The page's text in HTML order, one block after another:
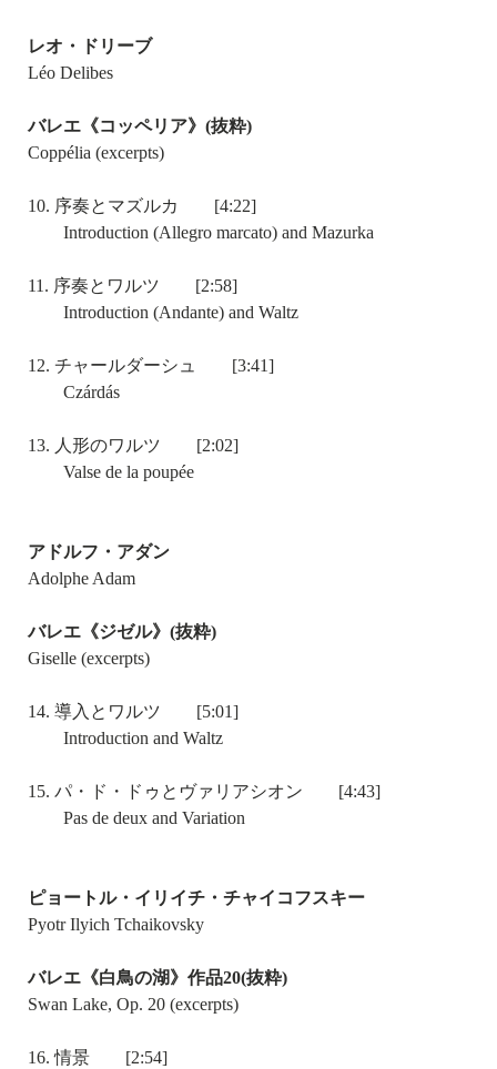
レオ・ドリーブ
Léo Delibes
バレエ《コッペリア》(抜粋)
Coppélia (excerpts)
10. 序奏とマズルカ [4:22]
Introduction (Allegro marcato) and Mazurka
11. 序奏とワルツ [2:58]
Introduction (Andante) and Waltz
12. チャールダーシュ [3:41]
Czárdás
13. 人形のワルツ [2:02]
Valse de la poupée
アドルフ・アダン
Adolphe Adam
バレエ《ジゼル》(抜粋)
Giselle (excerpts)
14. 導入とワルツ [5:01]
Introduction and Waltz
15. パ・ド・ドゥとヴァリアシオン [4:43]
Pas de deux and Variation
ピョートル・イリイチ・チャイコフスキー
Pyotr Ilyich Tchaikovsky
バレエ《白鳥の湖》作品20(抜粋)
Swan Lake, Op. 20 (excerpts)
16. 情景 [2:54]